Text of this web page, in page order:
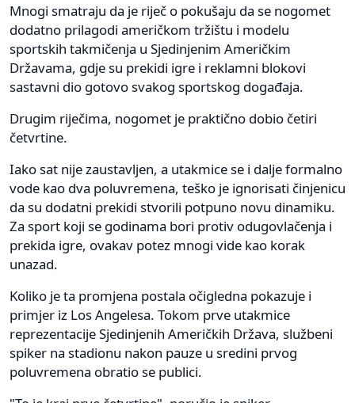
Mnogi smatraju da je riječ o pokušaju da se nogomet
dodatno prilagodi američkom tržištu i modelu
sportskih takmičenja u Sjedinjenim Američkim
Državama, gdje su prekidi igre i reklamni blokovi
sastavni dio gotovo svakog sportskog događaja.
Drugim riječima, nogomet je praktično dobio četiri
četvrtine.
Iako sat nije zaustavljen, a utakmice se i dalje formalno
vode kao dva poluvremena, teško je ignorisati činjenicu
da su dodatni prekidi stvorili potpuno novu dinamiku.
Za sport koji se godinama bori protiv odugovlačenja i
prekida igre, ovakav potez mnogi vide kao korak
unazad.
Koliko je ta promjena postala očigledna pokazuje i
primjer iz Los Angelesa. Tokom prve utakmice
reprezentacije Sjedinjenih Američkih Država, službeni
spiker na stadionu nakon pauze u sredini prvog
poluvremena obratio se publici.